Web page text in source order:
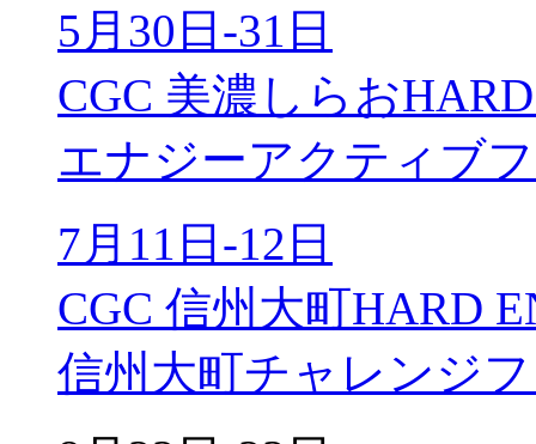
5月30日-31日
CGC 美濃しらお
エナジーアクティブ
7月11日-12日
CGC 信州大町HARD
信州大町チャレンジ